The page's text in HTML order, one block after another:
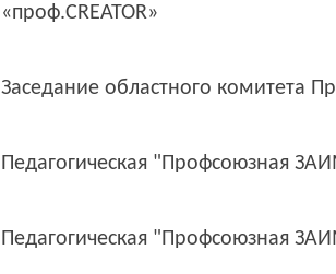
«проф.CREATOR»
Заседание областного комитета
Педагогическая "Профсоюзная
Педагогическая "Профсоюзная